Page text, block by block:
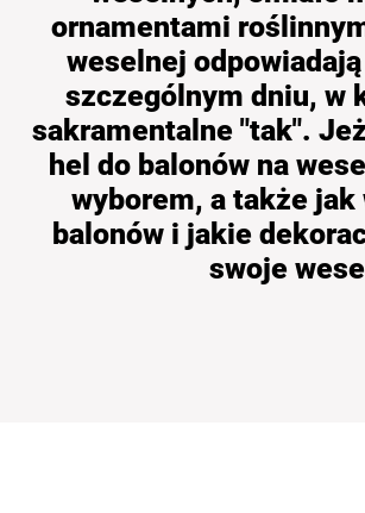
ornamentami
weselnej
szczególnym dniu, w
sakramentalne "tak".
hel do balonów na
wyborem, a także
balonów i jakie
swoje